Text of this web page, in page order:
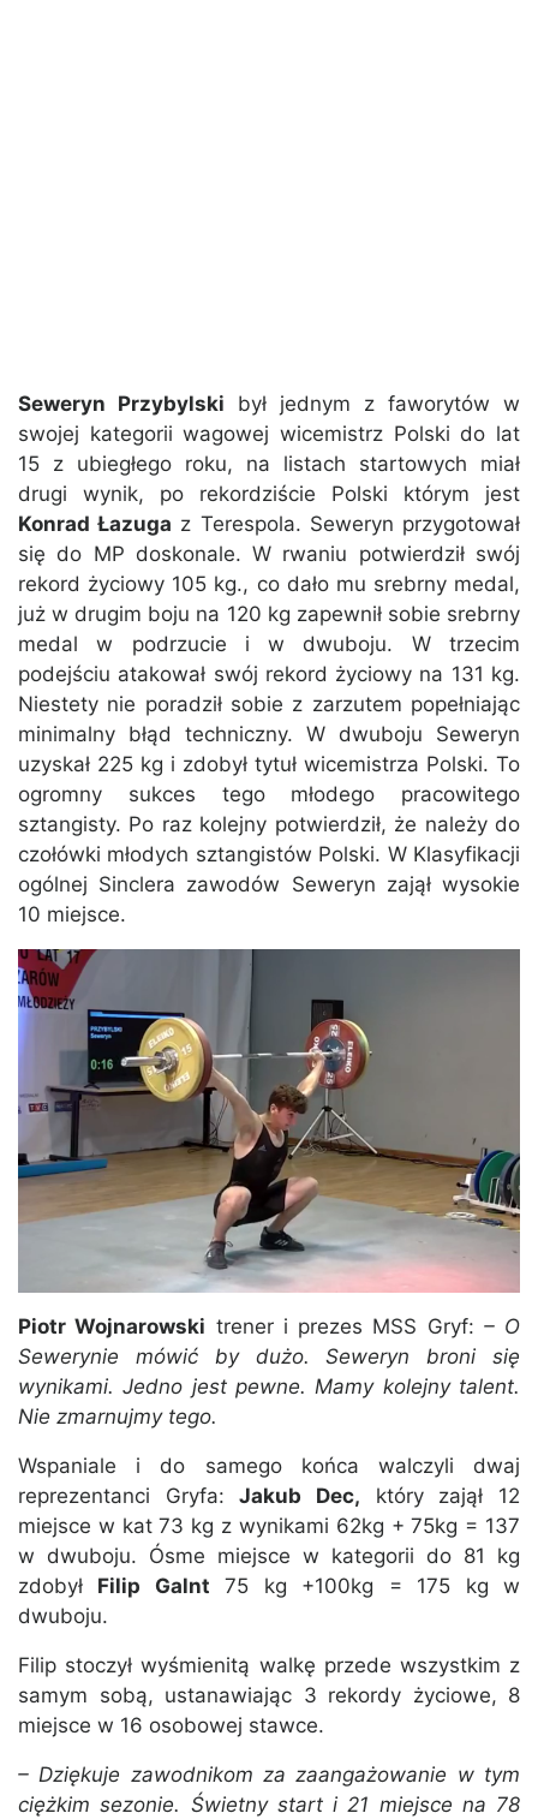
Seweryn Przybylski był jednym z faworytów w
swojej kategorii wagowej wicemistrz Polski do lat
15 z ubiegłego roku, na listach startowych miał
drugi wynik, po rekordziście Polski którym jest
Konrad Łazuga z Terespola. Seweryn przygotował
się do MP doskonale. W rwaniu potwierdził swój
rekord życiowy 105 kg., co dało mu srebrny medal,
już w drugim boju na 120 kg zapewnił sobie srebrny
medal w podrzucie i w dwuboju. W trzecim
podejściu atakował swój rekord życiowy na 131 kg.
Niestety nie poradził sobie z zarzutem popełniając
minimalny błąd techniczny. W dwuboju Seweryn
uzyskał 225 kg i zdobył tytuł wicemistrza Polski. To
ogromny sukces tego młodego pracowitego
sztangisty. Po raz kolejny potwierdził, że należy do
czołówki młodych sztangistów Polski. W Klasyfikacji
ogólnej Sinclera zawodów Seweryn zajął wysokie
10 miejsce.
Piotr Wojnarowski trener i prezes MSS Gryf: – O
Sewerynie mówić by dużo. Seweryn broni się
wynikami. Jedno jest pewne. Mamy kolejny talent.
Nie zmarnujmy tego.
Wspaniale i do samego końca walczyli dwaj
reprezentanci Gryfa:Jakub Dec, który zajął 12
miejsce w kat 73 kg z wynikami 62kg + 75kg = 137
w dwuboju. Ósme miejsce w kategorii do 81 kg
zdobył Filip Galnt 75 kg +100kg = 175 kg w
dwuboju.
Filip stoczył wyśmienitą walkę przede wszystkim z
samym sobą, ustanawiając 3 rekordy życiowe, 8
miejsce w 16 osobowej stawce.
– Dziękuje zawodnikom za zaangażowanie w tym
ciężkim sezonie. Świetny start i 21 miejsce na 78